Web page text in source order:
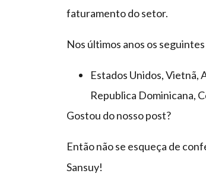
faturamento do setor.
Nos últimos anos os
Estados Unidos, Vietnã,
Republica Dominicana,
Gostou do nosso post?
Então não se esqueça de
Sansuy!